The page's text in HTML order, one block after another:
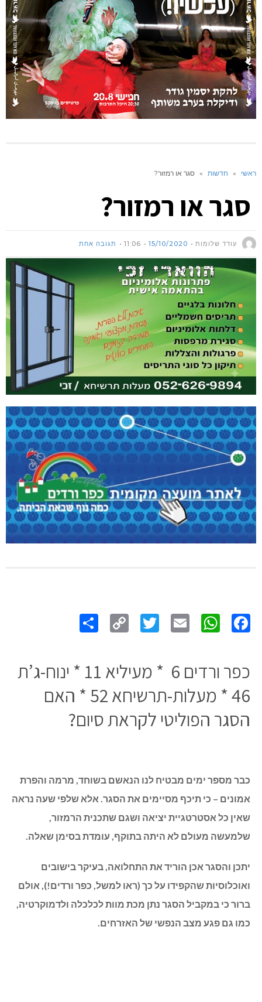
ראשי » חדשות » סגר או רמזור?
סגר או רמזור?
עודד שלומות 15/10/2020
11:06 תגובה אחת
Link
כפר ורדים 6 * מעיליא 11 * ינוח-ג’ת
46 * מעלות-תרשיחא 52 * האם
הסגר הפוליטי לקראת סיום?
כבר מספר ימים מבטיח לנו הנאשם בשוחד, מרמה והפרת
אמונים – כי תיכף מסיימים את הסגר. אלא שלפי שעה נראה
שאין כל אסטרטגיית יציאה ושגם שתכנית הרמזור,
שלמעשה מעולם לא היתה בתוקף, עומדת בסימן שאלה.
יתכן והסגר אכן הוריד את התחלואה, בעיקר בישובים
ואוכלוסיות שהקפידו על כך (ראו למשל, כפר ורדים!), אולם
ברור כי במקביל הסגר נתן מכת מוות לכלכלה ולדמוקרטיה,
כמו גם פגע מצב הנפשי של האזרחים.